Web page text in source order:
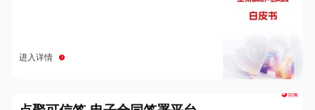
进入详情